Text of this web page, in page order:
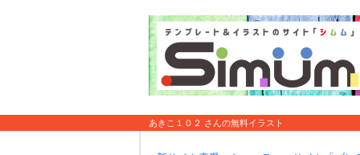
あきこ１０２ さんの無料イラスト